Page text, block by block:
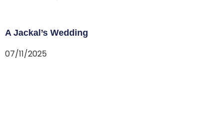
A Jackal’s Wedding
07/11/2025